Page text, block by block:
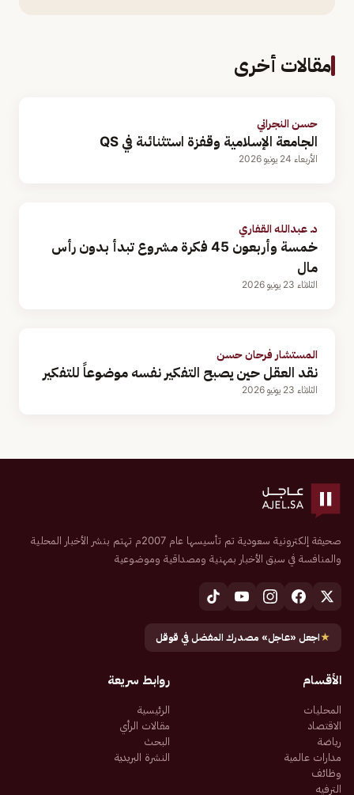
مقالات أخرى
حسن النجراني
الجامعة الإسلامية وقفزة استثنائىة في QS
الأربعاء 24 يونيو 2026
د. عبدالله القفاري
خمسة وأربعون 45 فكرة مشروع تبدأ بدون رأس
مال
الثلاثاء 23 يونيو 2026
المستشار فرحان حسن
نقد العقل حين يصبح التفكير نفسه موضوعاً للتفكير
الثلاثاء 23 يونيو 2026
صحيفة إلكترونية سعودية تم تأسيسها عام 2007م تهتم بنشر الأخبار المحلية
والمنافسة في سبق الأخبار بمهنية ومصداقية وموضوعية
★اجعل «عاجل» مصدرك المفضل في قوقل
الأقسام
المحليات
الاقتصاد
رياضة
مدارات عالمية
وظائف
الترفيه
روابط سريعة
الرئيسية
مقالات الرأي
البحث
النشرة البريدية